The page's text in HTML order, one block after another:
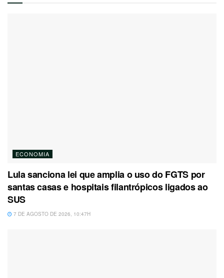
ECONOMIA
Lula sanciona lei que amplia o uso do FGTS por
santas casas e hospitais filantrópicos ligados ao
SUS
7 DE AGOSTO DE 2026, 10:47H